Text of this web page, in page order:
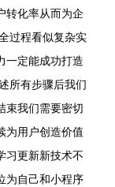
转化率从而为企
过程看似复杂实
一定能成功打造
所有步骤后我们
束我们需要密切
为用户创造价值
习更新新技术不
为自己和小程序